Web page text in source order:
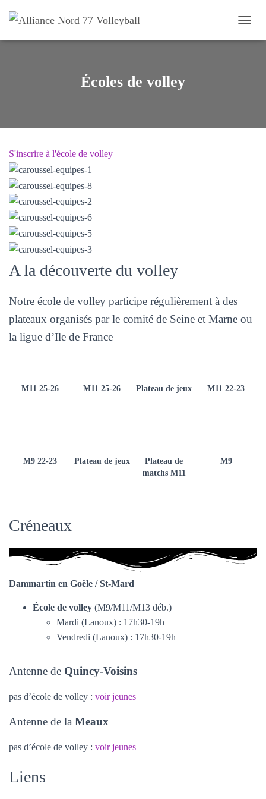
Écoles de volley
S'inscrire à l'école de volley
A la découverte du volley
Notre école de volley participe régulièrement à des
plateaux organisés par le comité de Seine et Marne ou
la ligue d’Ile de France
M11 25-26 M11 25-26 Plateau de jeux M11 22-23
M9 22-23 Plateau de jeux
Plateau de
matchs M11
M9
Créneaux
Dammartin en Goële / St-Mard
École de volley (M9/M11/M13 déb.)
Mardi (Lanoux) : 17h30-19h
Vendredi (Lanoux) : 17h30-19h
Antenne de Quincy-Voisins
pas d’école de volley : voir jeunes
Antenne de la Meaux
pas d’école de volley : voir jeunes
Liens